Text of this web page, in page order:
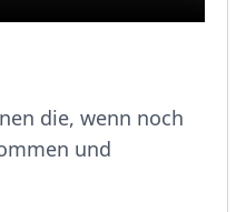
die, wenn noch
und